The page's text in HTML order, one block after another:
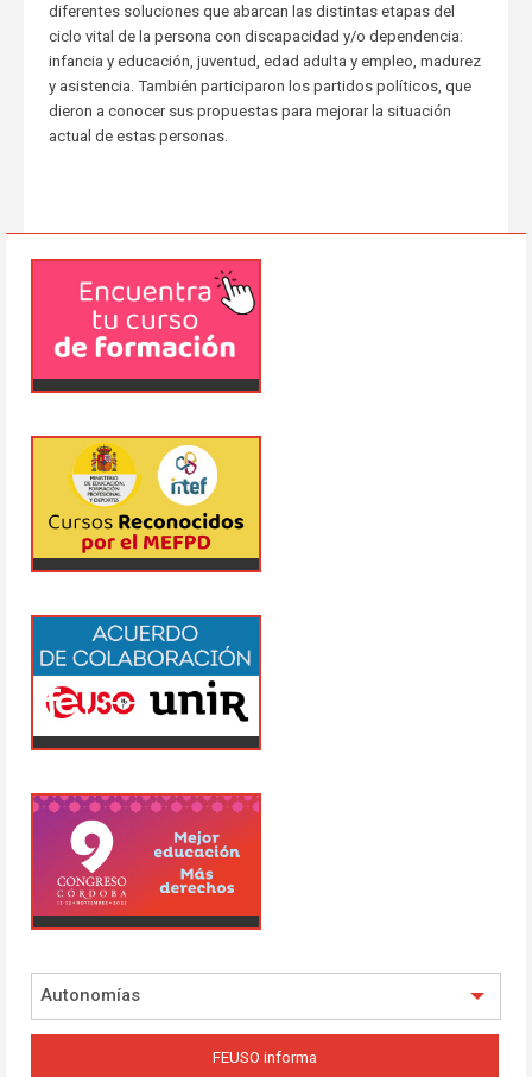
diferentes soluciones que abarcan las distintas etapas del
ciclo vital de la persona con discapacidad y/o dependencia:
infancia y educación, juventud, edad adulta y empleo, madurez
y asistencia. También participaron los partidos políticos, que
dieron a conocer sus propuestas para mejorar la situación
actual de estas personas.
Autonomías
FEUSO informa